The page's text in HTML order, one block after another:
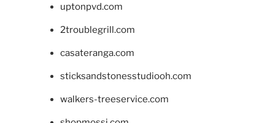
uptonpvd.com
2troublegrill.com
casateranga.com
sticksandstonesstudiooh.com
walkers-treeservice.com